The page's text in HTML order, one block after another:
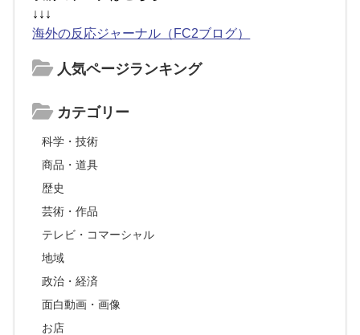
↓↓↓
海外の反応ジャーナル（FC2ブログ）
人気ページランキング
カテゴリー
科学・技術
商品・道具
歴史
芸術・作品
テレビ・コマーシャル
地域
政治・経済
面白動画・画像
お店